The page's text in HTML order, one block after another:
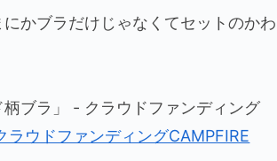
かブラだけじゃなくてセットのか
ブラ」 - クラウドファンディング
ラウドファンディングCAMPFIRE